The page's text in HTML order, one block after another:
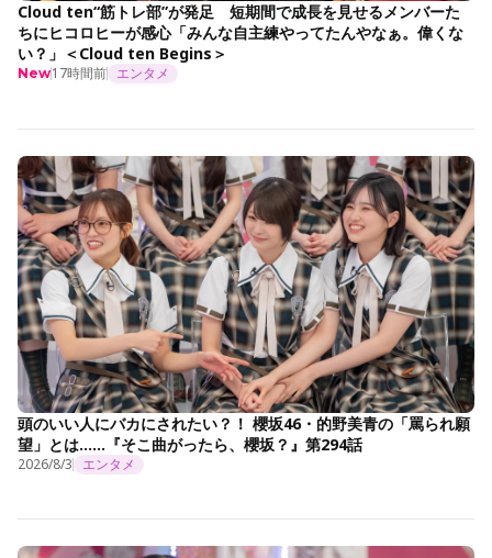
Cloud ten“筋トレ部”が発足 短期間で成長を見せるメンバーた
ちにヒコロヒーが感心「みんな自主練やってたんやなぁ。偉くな
い？」＜Cloud ten Begins＞
New17時間前 エンタメ
頭のいい人にバカにされたい？！ 櫻坂46・的野美青の「罵られ願
望」とは……『そこ曲がったら、櫻坂？』第294話
2026/8/3 エンタメ